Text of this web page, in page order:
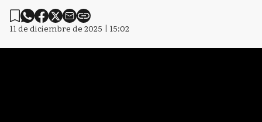
11 de diciembre de 2025 | 15:02